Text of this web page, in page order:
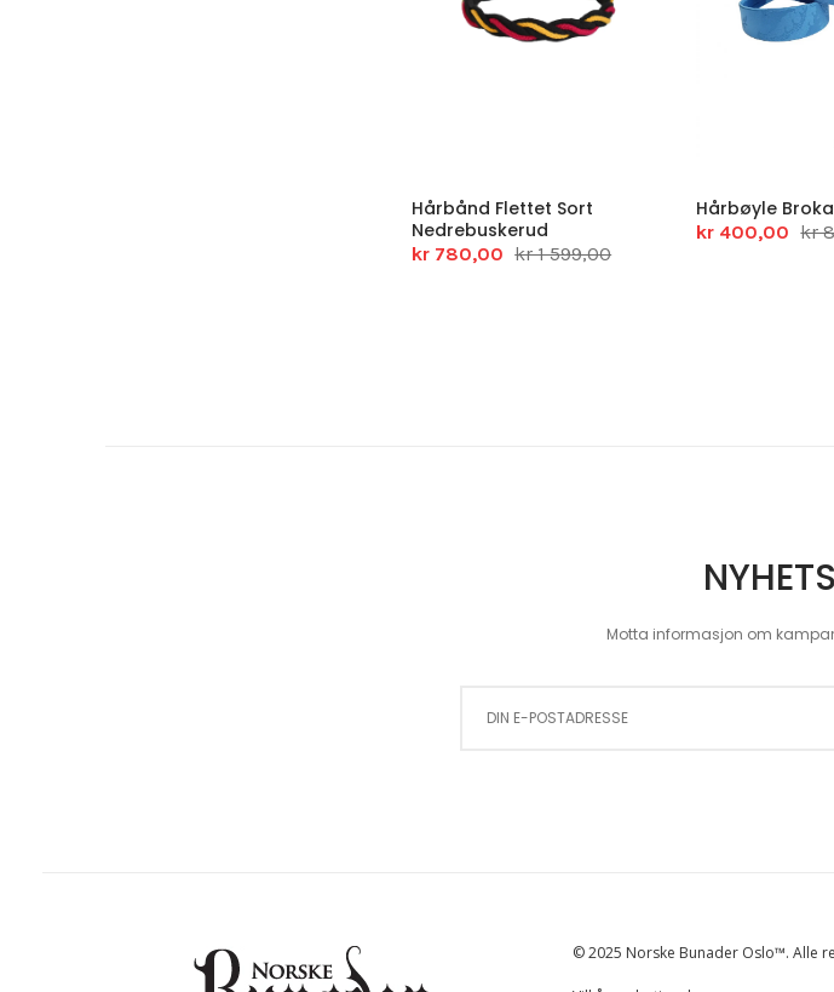
Hårbånd Flettet Sort
Nedrebuskerud
kr 780,00 kr 1 599,00
Hårbøyle
kr 400,00 kr
Motta informasjon om
© 2025 Norske Bunader Oslo™. Alle